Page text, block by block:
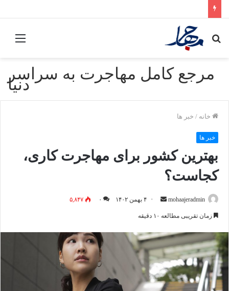
جستجو
مرجع کامل مهاجرت به سراسر
دنیا
خانه / خبر ها
خبر ها
بهترین کشور برای مهاجرت کاری،‌
کجاست؟
mohaajeradmin
ا
ل
ب
ه
ا
۴ بهمن ۱۴۰۲ ۰ ۵,۸۴۷
زمان تقریبی مطالعه ۱۰ دقیقه